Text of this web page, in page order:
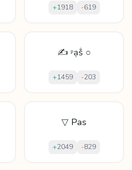
+1918 -619
✍ ᵖạṧ ○
+1459 -203
▽ Pas
+2049 -829